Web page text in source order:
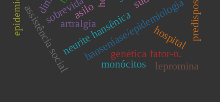
hanseníase/epidemiologia
sobrevida
assistência social hospital
asilo
neurite hansênica
artralgia
genética fator-n.
monócitos lepromina